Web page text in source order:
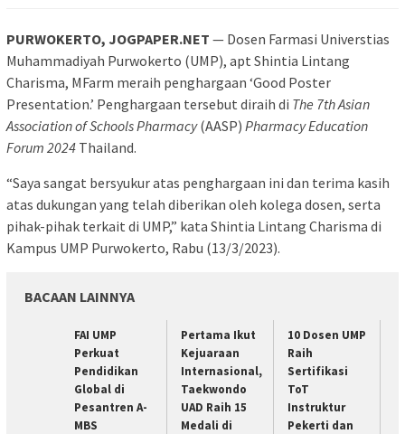
PURWOKERTO, JOGPAPER.NET — Dosen Farmasi Universtias
Muhammadiyah Purwokerto (UMP), apt Shintia Lintang
Charisma, MFarm meraih penghargaan ‘Good Poster
Presentation.’ Penghargaan tersebut diraih di The 7th Asian
Association of Schools Pharmacy(AASP) Pharmacy Education
Forum 2024 Thailand.
“Saya sangat bersyukur atas penghargaan ini dan terima kasih
atas dukungan yang telah diberikan oleh kolega dosen, serta
pihak-pihak terkait di UMP,” kata Shintia Lintang Charisma di
Kampus UMP Purwokerto, Rabu (13/3/2023).
BACAAN LAINNYA
FAI UMP
Perkuat
Pendidikan
Global di
Pesantren A-
MBS
Pertama Ikut
Kejuaraan
Internasional,
Taekwondo
UAD Raih 15
Medali di
10 Dosen UMP
Raih
Sertifikasi
ToT
Instruktur
Pekerti dan